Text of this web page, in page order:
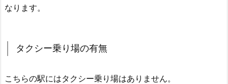
なります。
タクシー乗り場の有無
こちらの駅にはタクシー乗り場はありません。